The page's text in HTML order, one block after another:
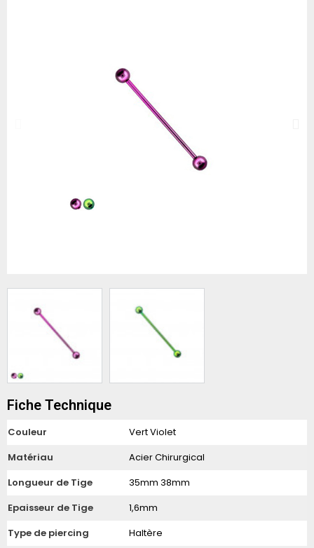
Fiche Technique
Couleur
Vert Violet
Matériau
Acier Chirurgical
Longueur de Tige
35mm 38mm
Epaisseur de Tige
1,6mm
Type de piercing
Haltère